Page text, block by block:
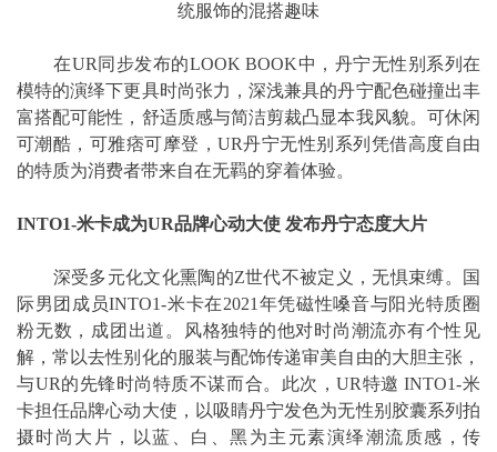
统服饰的混搭趣味
在UR同步发布的LOOK BOOK中，丹宁无性别系列在
模特的演绎下更具时尚张力，深浅兼具的丹宁配色碰撞出丰
富搭配可能性，舒适质感与简洁剪裁凸显本我风貌。可休闲
可潮酷，可雅痞可摩登，UR丹宁无性别系列凭借高度自由
的特质为消费者带来自在无羁的穿着体验。
INTO1-米卡成为UR品牌心动大使 发布丹宁态度大片
深受多元化文化熏陶的Z世代不被定义，无惧束缚。国
际男团成员INTO1-米卡在2021年凭磁性嗓音与阳光特质圈
粉无数，成团出道。风格独特的他对时尚潮流亦有个性见
解，常以去性别化的服装与配饰传递审美自由的大胆主张，
与UR的先锋时尚特质不谋而合。此次，UR特邀 INTO1-米
卡担任品牌心动大使，以吸睛丹宁发色为无性别胶囊系列拍
摄时尚大片，以蓝、白、黑为主元素演绎潮流质感，传